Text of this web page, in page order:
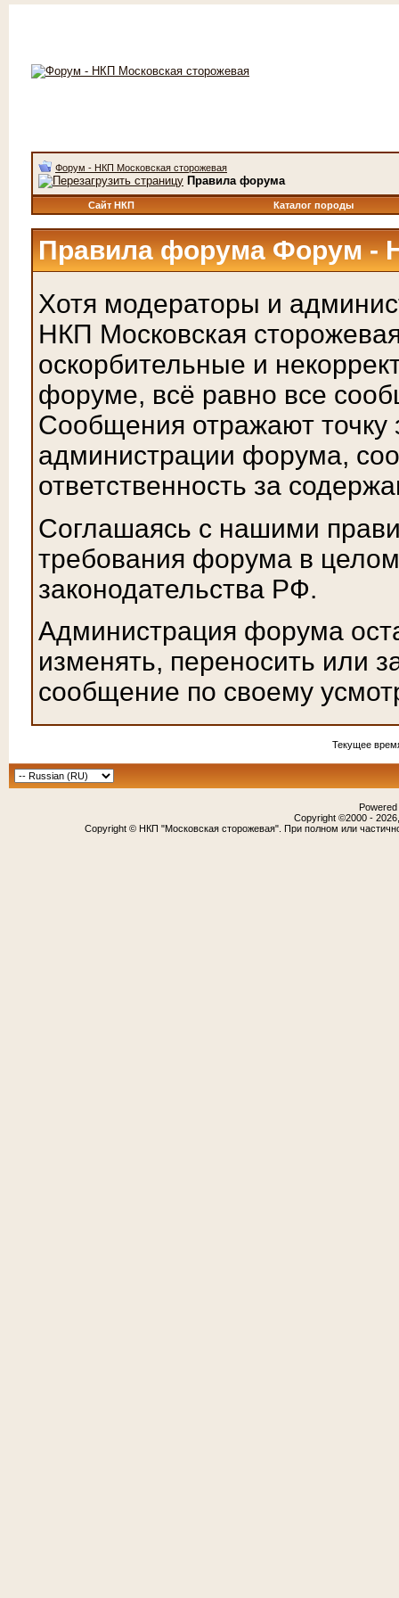
Форум - НКП Московская сторожевая
Правила форума
Сайт НКП Каталог породы
Правила форума Форум -
Хотя модераторы и
НКП Московская
оскорбительные и
форуме, всё равно все
Сообщения отражают точку
администрации форума,
ответственность за
Соглашаясь с нашими
требования форума в
законодательства РФ.
Администрация форума
изменять, переносить или
сообщение по своему
Текущее
Copyright ©2000 -
Copyright © НКП "Московская сторожевая". При полном или